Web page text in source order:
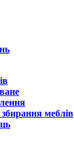
меблів